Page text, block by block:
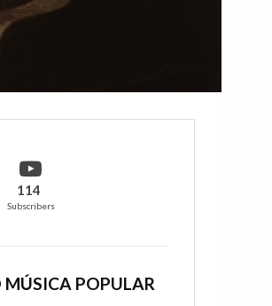
114
Subscribers
MÚSICA POPULAR